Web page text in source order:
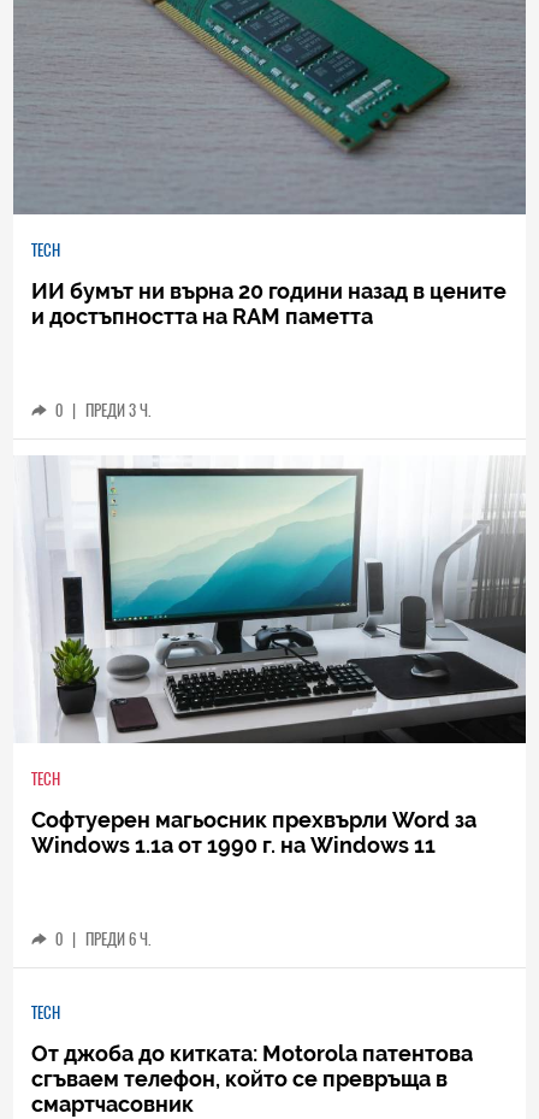
TECH
ИИ бумът ни върна 20 години назад в цените
и достъпността на RAM паметта
0 | ПРЕДИ 3 Ч.
TECH
Софтуерен магьосник прехвърли Word за
Windows 1.1a от 1990 г. на Windows 11
0 | ПРЕДИ 6 Ч.
TECH
От джоба до китката: Motorola патентова
сгъваем телефон, който се превръща в
смартчасовник